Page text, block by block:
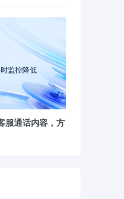
监控降低
服通话内容，方